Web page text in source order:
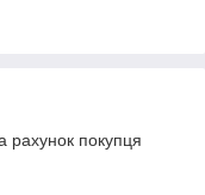
рахунок покупця